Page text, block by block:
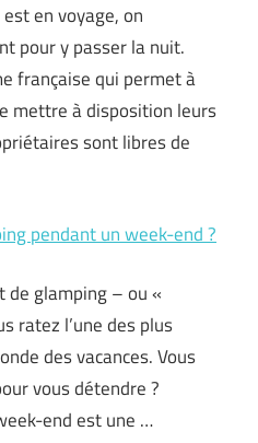
en voyage, on
pour y passer la nuit.
française qui permet à
mettre à disposition leurs
sont libres de
pendant un week-end ?
de glamping – ou «
ratez l’une des plus
des vacances. Vous
vous détendre ?
end est une …